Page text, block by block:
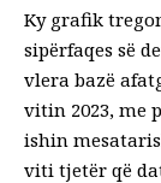
Ky grafik
sipërfaqes së
vlera bazë
vitin 2023, me
ishin
viti tjetër që